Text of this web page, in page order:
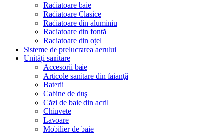
Radiatoare baie
Radiatoare Clasice
Radiatoare din aluminiu
Radiatoare din fontă
Radiatoare din oțel
Sisteme de prelucrarea aerului
Unități sanitare
Accesorii baie
Articole sanitare din faianţă
Baterii
Cabine de duş
Căzi de baie din acril
Chiuvete
Lavoare
Mobilier de baie